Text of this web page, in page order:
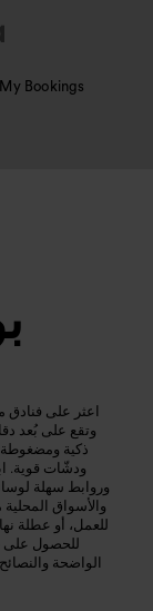
My Bookings
اعثر على فنادق
وتقع على بُعد
ذكية
ودشّات قوية.
وروابط سهلة
والأسواق
للعمل، أو عطلة
للحصول على
الواضحة